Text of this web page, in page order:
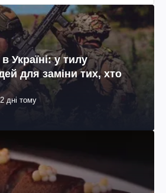
Україні: у тилу
для заміни тих, хто
2 дні тому